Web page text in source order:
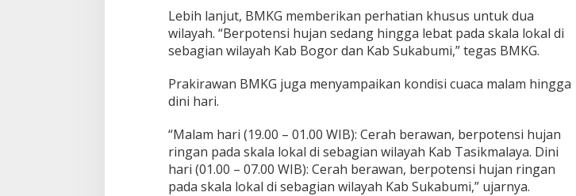
i
a
n
o
Lebih lanjut, BMKG memberikan perhatian khusus untuk dua
wilayah. “Berpotensi hujan sedang hingga lebat pada skala lokal di
sebagian wilayah Kab Bogor dan Kab Sukabumi,” tegas BMKG.
Prakirawan BMKG juga menyampaikan kondisi cuaca malam hingga
dini hari.
“Malam hari (19.00 – 01.00 WIB): Cerah berawan, berpotensi hujan
ringan pada skala lokal di sebagian wilayah Kab Tasikmalaya. Dini
hari (01.00 – 07.00 WIB): Cerah berawan, berpotensi hujan ringan
pada skala lokal di sebagian wilayah Kab Sukabumi,” ujarnya.